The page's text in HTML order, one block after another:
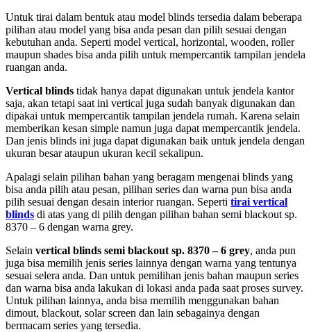
Untuk tirai dalam bentuk atau model blinds tersedia dalam beberapa
pilihan atau model yang bisa anda pesan dan pilih sesuai dengan
kebutuhan anda. Seperti model vertical, horizontal, wooden, roller
maupun shades bisa anda pilih untuk mempercantik tampilan jendela
ruangan anda.
Vertical blinds tidak hanya dapat digunakan untuk jendela kantor
saja, akan tetapi saat ini vertical juga sudah banyak digunakan dan
dipakai untuk mempercantik tampilan jendela rumah. Karena selain
memberikan kesan simple namun juga dapat mempercantik jendela.
Dan jenis blinds ini juga dapat digunakan baik untuk jendela dengan
ukuran besar ataupun ukuran kecil sekalipun.
Apalagi selain pilihan bahan yang beragam mengenai blinds yang
bisa anda pilih atau pesan, pilihan series dan warna pun bisa anda
pilih sesuai dengan desain interior ruangan. Seperti tirai vertical
blinds di atas yang di pilih dengan pilihan bahan semi blackout sp.
8370 – 6 dengan warna grey.
Selain vertical blinds semi blackout sp. 8370 – 6 grey, anda pun
juga bisa memilih jenis series lainnya dengan warna yang tentunya
sesuai selera anda. Dan untuk pemilihan jenis bahan maupun series
dan warna bisa anda lakukan di lokasi anda pada saat proses survey.
Untuk pilihan lainnya, anda bisa memilih menggunakan bahan
dimout, blackout, solar screen dan lain sebagainya dengan
bermacam series yang tersedia.